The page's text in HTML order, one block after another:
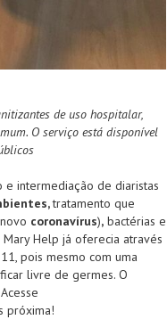
de uso hospitalar,
O serviço está disponível
intermediação de diaristas
tratamento que
coronavírus), bactérias e
Help já oferecia através
pois mesmo com uma
livre de germes. O
próxima!